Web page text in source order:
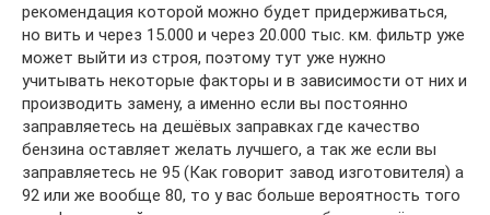
рекомендация которой можно будет придерживаться,
но вить и через 15.000 и через 20.000 тыс. км. фильтр уже
может выйти из строя, поэтому тут уже нужно
учитывать некоторые факторы и в зависимости от них и
производить замену, а именно если вы постоянно
заправляетесь на дешёвых заправках где качество
бензина оставляет желать лучшего, а так же если вы
заправляетесь не 95 (Как говорит завод изготовителя) а
92 или же вообще 80, то у вас больше вероятность того